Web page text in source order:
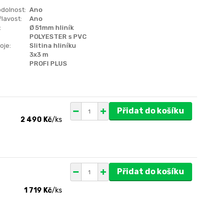
Ano
Ano
Ø 51mm hliník
POLYESTER s PVC
Slitina hliníku
3x3 m
PROFI PLUS
2 490 Kč/ks
Přidat do košíku
1 719 Kč/ks
Přidat do košíku